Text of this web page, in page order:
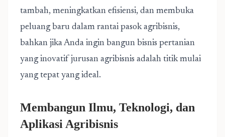
tambah, meningkatkan efisiensi, dan membuka
peluang baru dalam rantai pasok agribisnis,
bahkan jika Anda ingin bangun bisnis pertanian
yang inovatif jurusan agribisnis adalah titik mulai
yang tepat yang ideal.
Membangun Ilmu, Teknologi, dan
Aplikasi Agribisnis